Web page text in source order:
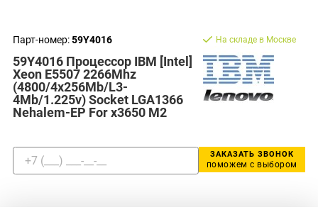
Парт-номер:59Y4016
59Y4016 Процессор IBM [Intel]
Xeon E5507 2266Mhz
(4800/4x256Mb/L3-
4Mb/1.225v) Socket LGA1366
Nehalem-EP For x3650 M2
На складе в Москве
ЗАКАЗАТЬ ЗВОНОК
поможем с выбором